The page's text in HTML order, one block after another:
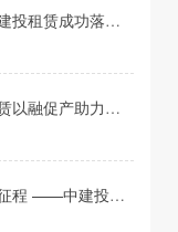
单增量户用光伏项目
力交通强国建设
筑高质量充电基础设施新生态